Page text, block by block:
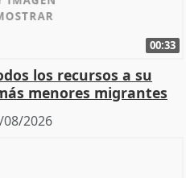
00:33
los recursos a su
menores migrantes
08/2026